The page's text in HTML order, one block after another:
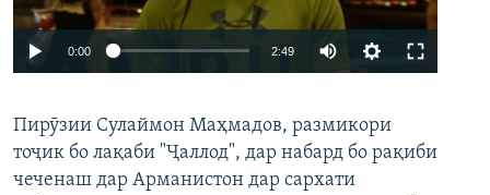
Auto 240p 360p 480p
0:00 2:49
360p
480p
Пирӯзии Сулаймон Маҳмадов, размикори
тоҷик бо лақаби "Ҷаллод", дар набард бо рақиби
чеченаш дар Арманистон дар сархати